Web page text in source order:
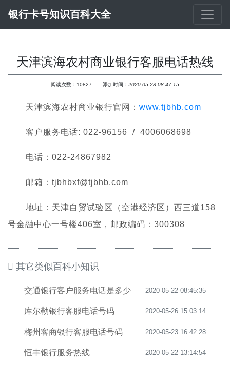
银行卡号知识百科大全
天津滨海农村商业银行客服电话热线
阅读次数： 10827 添加时间： 2020-05-28 08:47:15
天津滨海农村商业银行官网： www.tjbhb.com
客户服务电话: 022-96156  /  4006068698
电话：022-24867982
邮箱：tjbhbxf@tjbhb.com
地址：天津自贸试验区（空港经济区）西三道158
号金融中心一号楼406室，邮政编码：300308
其它类似百科小知识
交通银行客户服务电话是多少 2020-05-22 08:45:35
库尔勒银行客服电话号码 2020-05-26 15:03:14
梅州客商银行客服电话号码 2020-05-23 16:42:28
恒丰银行服务热线 2020-05-22 13:14:54